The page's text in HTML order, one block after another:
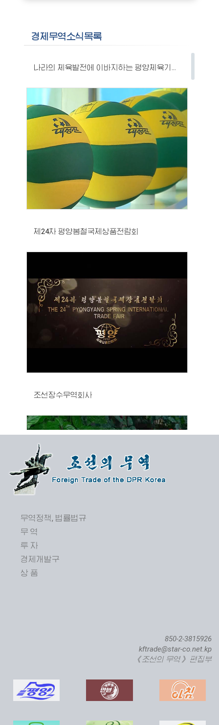
경제무역소식목록
나라의 체육발전에 이바지하는 평양체육기자재공장
제24차 평양봄철국제상품전람회
조선장수무역회사
제24차 평양봄철국제상품전람회 개막
직하대서양련어종어장 준공식 진행
무역정책, 법률법규
무 역
투 자
경제개발구
상 품
850-2-3815926
kftrade@star-co.net.kp
《조선의 무역》 편집부